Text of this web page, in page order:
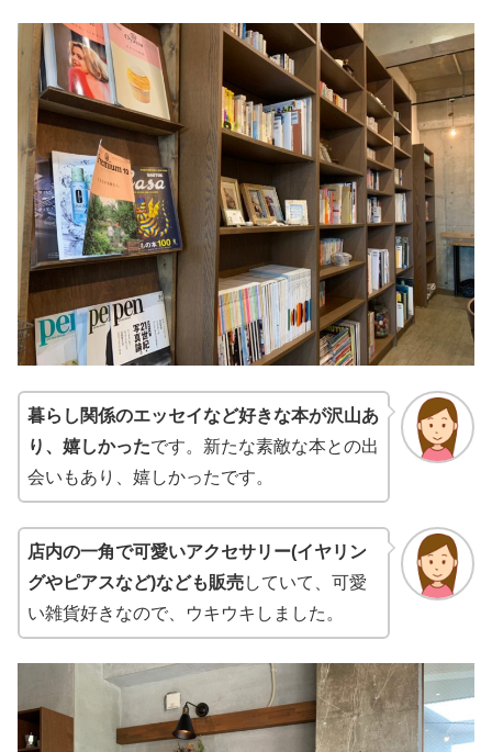
暮らし関係のエッセイなど好きな本が沢山あ
り、嬉しかったです。新たな素敵な本との出
会いもあり、嬉しかったです。
店内の一角で可愛いアクセサリー(イヤリン
グやピアスなど)なども販売していて、可愛
い雑貨好きなので、ウキウキしました。